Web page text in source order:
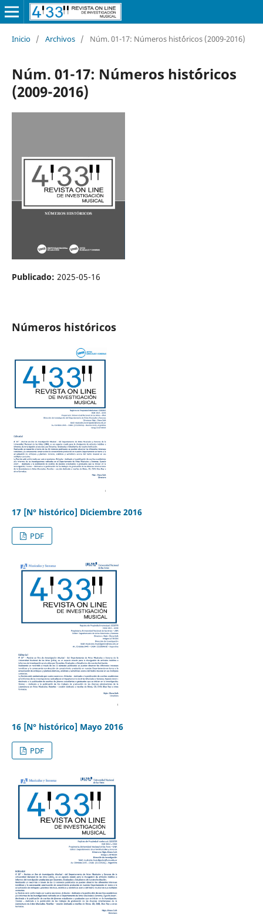
Inicio / Archivos / Núm. 01-17: Números hist´óricos (2009-2016)
Núm. 01-17: Números hist´óricos
(2009-2016)
Publicado: 2025-05-16
Números históricos
17 [N° histórico] Diciembre 2016
PDF
16 [N° histórico] Mayo 2016
PDF